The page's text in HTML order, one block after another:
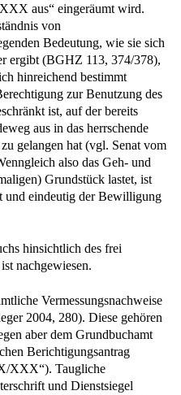
aus“ eingeräumt wird.
von
Bedeutung, wie sie sich
ergibt (BGHZ 113, 374/378),
hinreichend bestimmt
zur Benutzung des
ist, auf der bereits
aus in das herrschende
gelangen hat (vgl. Senat vom
also das Geh- und
Grundstück lastet, ist
und eindeutig der Bewilligung
hinsichtlich des frei
nachgewiesen.
Vermessungsnachweise
2004, 280). Diese gehören
aber dem Grundbuchamt
Berichtigungsantrag
XXX“). Taugliche
und Dienstsiegel